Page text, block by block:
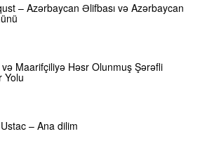
– Azərbaycan Əlifbası və Azərbaycan
və Maarifçiliyə Həsr Olunmuş Şərəfli
Yolu
– Ana dilim